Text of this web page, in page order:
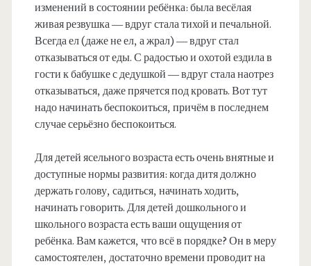
изменений в состоянии ребёнка: была весёлая
живая резвушка — вдруг стала тихой и печальной.
Всегда ел (даже не ел, а жрал) — вдруг стал
отказываться от еды. С радостью и охотой ездила в
гости к бабушке с дедушкой — вдруг стала наотрез
отказываться, даже прячется под кровать. Вот тут
надо начинать беспокоиться, причём в последнем
случае серьёзно беспокоиться.
Для детей ясельного возраста есть очень внятные и
доступные нормы развития: когда дитя должно
держать голову, садиться, начинать ходить,
начинать говорить. Для детей дошкольного и
школьного возраста есть ваши ощущения от
ребёнка. Вам кажется, что всё в порядке? Он в меру
самостоятелен, достаточно времени проводит на